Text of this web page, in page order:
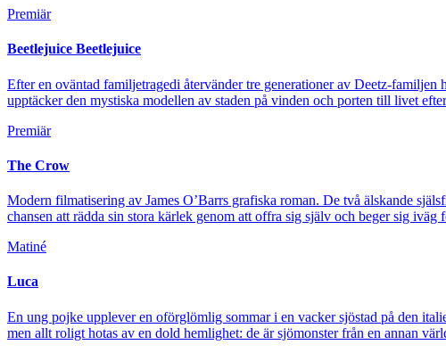
Premiär
Beetlejuice Beetlejuice
Efter en oväntad familjetragedi återvänder tre generationer av Deetz-
upptäcker den mystiska modellen av staden på vinden och porten till livet
Premiär
The Crow
Modern filmatisering av James O’Barrs grafiska roman. De två älskande
chansen att rädda sin stora kärlek genom att offra sig själv och beger sig
Matiné
Luca
En ung pojke upplever en oförglömlig sommar i en vacker sjöstad på den
men allt roligt hotas av en dold hemlighet: de är sjömonster från en annan